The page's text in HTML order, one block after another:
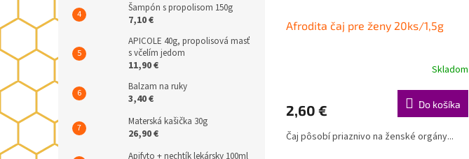
Šampón s propolisom 150g
7,10 €
APICOLE 40g, propolisová masť
s včelím jedom
11,90 €
Balzam na ruky
3,40 €
Materská kašička 30g
26,90 €
Apifyto + nechtík lekársky 100ml
Afrodita čaj pre ženy 20ks/1,5g
Skladom
2,60 € Do košíka
Čaj pôsobí priaznivo na ženské orgány...